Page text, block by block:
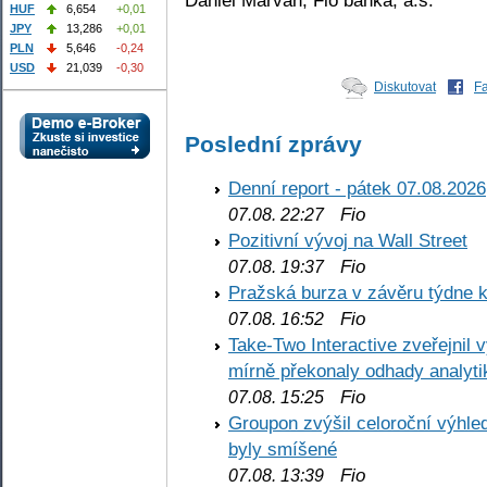
Diskutovat
Poslední zprávy
Denní report - pátek 07.08.2026
07.08. 22:27Fio
Pozitivní vývoj na Wall Street
07.08. 19:37Fio
Pražská burza v závěru týdne
07.08. 16:52 Fio
Take-Two Interactive zveřejnil
mírně překonaly odhady
07.08. 15:25 Fio
Groupon zvýšil celoroční
byly smíšené
07.08. 13:39 Fio
HUF 6,654
+0,01
JPY
13,286
+0,01
PLN
5,646
-0,24
USD
21,039 -0,30